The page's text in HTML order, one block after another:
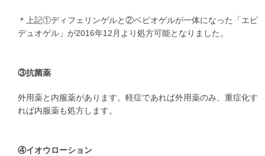
＊上記①ディフェリンゲルと②ベピオゲルが一体になった「エピ
デュオゲル」が2016年12月より処方可能となりました。
③抗菌薬
外用薬と内服薬があります。軽症であれば外用薬のみ、重症化す
れば内服薬も処方します。
④イオウローション